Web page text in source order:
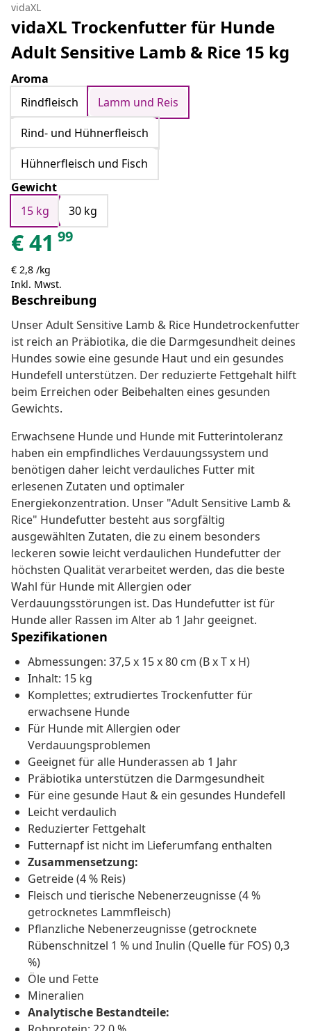
vidaXL
vidaXL Trockenfutter für Hunde
Adult Sensitive Lamb & Rice 15 kg
Aroma
Rindfleisch
Lamm und Reis
Rind- und Hühnerfleisch
Hühnerfleisch und Fisch
Gewicht
15 kg
30 kg
€41 99
€ 2,8 /kg
Inkl. Mwst.
Beschreibung
Unser Adult Sensitive Lamb & Rice Hundetrockenfutter
ist reich an Präbiotika, die die Darmgesundheit deines
Hundes sowie eine gesunde Haut und ein gesundes
Hundefell unterstützen. Der reduzierte Fettgehalt hilft
beim Erreichen oder Beibehalten eines gesunden
Gewichts.
Erwachsene Hunde und Hunde mit Futterintoleranz
haben ein empfindliches Verdauungssystem und
benötigen daher leicht verdauliches Futter mit
erlesenen Zutaten und optimaler
Energiekonzentration. Unser "Adult Sensitive Lamb &
Rice" Hundefutter besteht aus sorgfältig
ausgewählten Zutaten, die zu einem besonders
leckeren sowie leicht verdaulichen Hundefutter der
höchsten Qualität verarbeitet werden, das die beste
Wahl für Hunde mit Allergien oder
Verdauungsstörungen ist. Das Hundefutter ist für
Hunde aller Rassen im Alter ab 1 Jahr geeignet.
Spezifikationen
Abmessungen: 37,5 x 15 x 80 cm (B x T x H)
Inhalt: 15 kg
Komplettes; extrudiertes Trockenfutter für
erwachsene Hunde
Für Hunde mit Allergien oder
Verdauungsproblemen
Geeignet für alle Hunderassen ab 1 Jahr
Präbiotika unterstützen die Darmgesundheit
Für eine gesunde Haut & ein gesundes Hundefell
Leicht verdaulich
Reduzierter Fettgehalt
Futternapf ist nicht im Lieferumfang enthalten
Zusammensetzung:
Getreide (4 % Reis)
Fleisch und tierische Nebenerzeugnisse (4 %
getrocknetes Lammfleisch)
Pflanzliche Nebenerzeugnisse (getrocknete
Rübenschnitzel 1 % und Inulin (Quelle für FOS) 0,3
%)
Öle und Fette
Mineralien
Analytische Bestandteile: